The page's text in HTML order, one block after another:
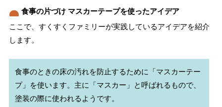
食事の片づけ マスカーテープを使ったアイデア
ここで、すくすくファミリーが実践しているアイデアを紹介
します。
食事のときの床の汚れを防止するために「マスカーテー
プ」を使います。主に「マスカー」と呼ばれるもので、
塗装の際に使われるようです。